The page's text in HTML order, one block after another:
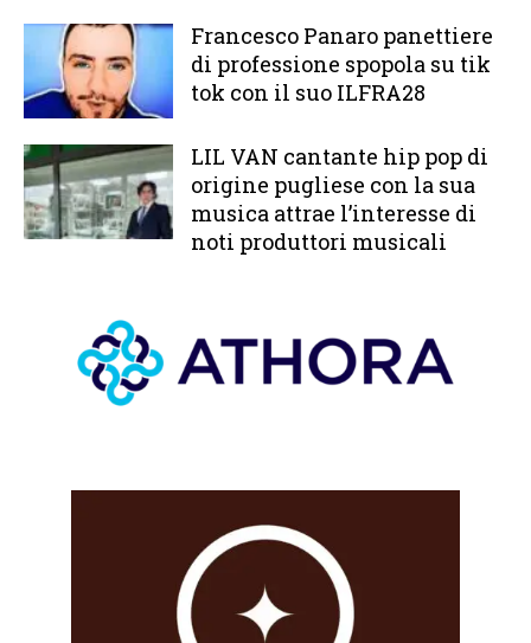
Francesco Panaro panettiere
di professione spopola su tik
tok con il suo ILFRA28
LIL VAN cantante hip pop di
origine pugliese con la sua
musica attrae l’interesse di
noti produttori musicali